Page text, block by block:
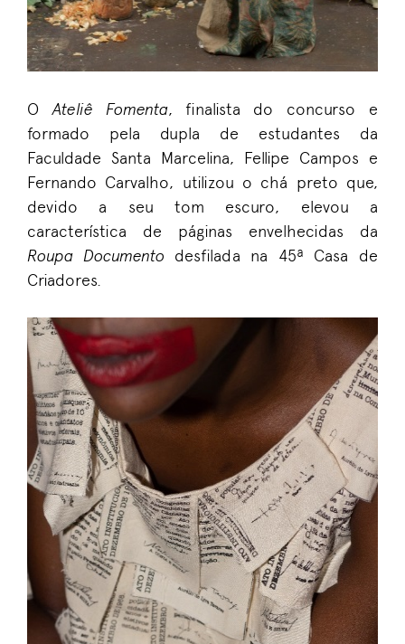
OAteliê Fomenta, finalista do concurso e
formado pela dupla de estudantes da
Faculdade Santa Marcelina, Fellipe Campos e
Fernando Carvalho, utilizou o chá preto que,
devido a seu tom escuro, elevou a
característica de páginas envelhecidas da
Roupa Documento desfilada na 45ª Casa de
Criadores.